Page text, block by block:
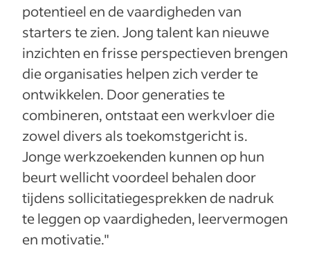
potentieel en de vaardigheden van
starters te zien. Jong talent kan nieuwe
inzichten en frisse perspectieven brengen
die organisaties helpen zich verder te
ontwikkelen. Door generaties te
combineren, ontstaat een werkvloer die
zowel divers als toekomstgericht is.
Jonge werkzoekenden kunnen op hun
beurt wellicht voordeel behalen door
tijdens sollicitatiegesprekken de nadruk
te leggen op vaardigheden, leervermogen
en motivatie."